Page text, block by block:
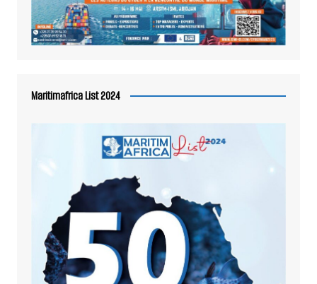
Maritimafrica List 2024